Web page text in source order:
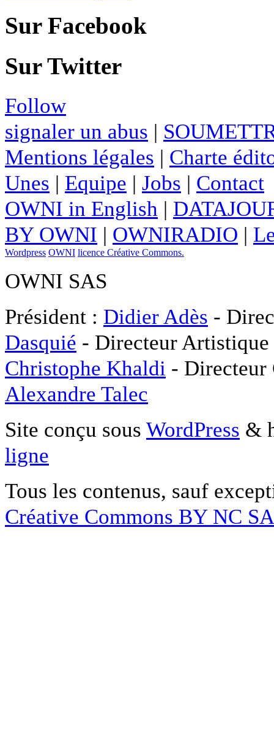
Sur Facebook
Sur Twitter
Follow
signaler un abus |
Mentions légales | Charte
Unes | Equipe | Jobs | Contact
OWNI in English |
BY OWNI | OWNIRADIO |
Wordpress OWNI licence Créative Commons.
OWNI SAS
Président : Didier Adès -
Dasquié - Directeur
Christophe Khaldi -
Alexandre Talec
Site conçu sous WordPress &
ligne
Tous les contenus, sauf
Créative Commons BY NC SA